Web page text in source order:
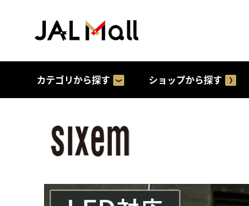
カテゴリから探す ショップから探す